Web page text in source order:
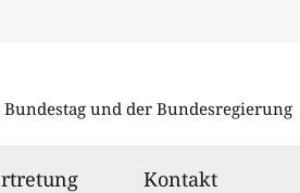
Bundestag und der Bundesregierung
ausgewählt
Kontakt